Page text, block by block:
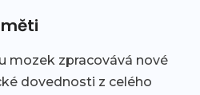
mozek zpracovává nové
dovednosti z celého